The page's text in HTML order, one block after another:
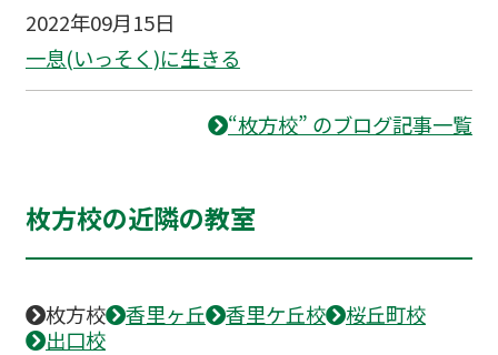
2022年09月15日
一息(いっそく)に生きる
“枚方校” のブログ記事一覧
枚方校の近隣の教室
枚方校 香里ヶ丘 香里ケ丘校
桜丘町校
出口校